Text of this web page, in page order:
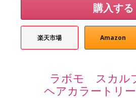
購入する
楽天市場 Amazon
ラボモ スカル
ヘアカラートリ